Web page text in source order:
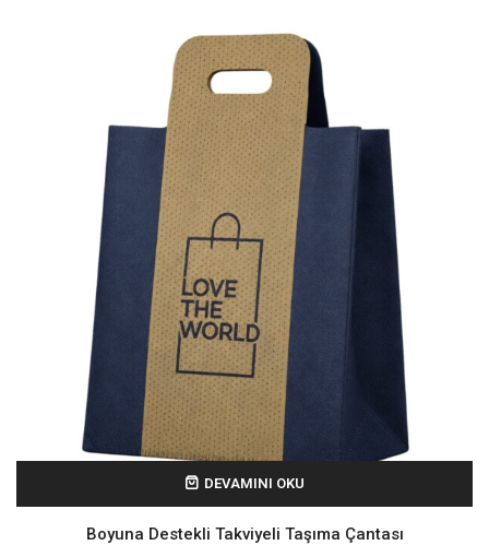
DEVAMINI OKU
Boyuna Destekli Takviyeli Taşıma Çantası